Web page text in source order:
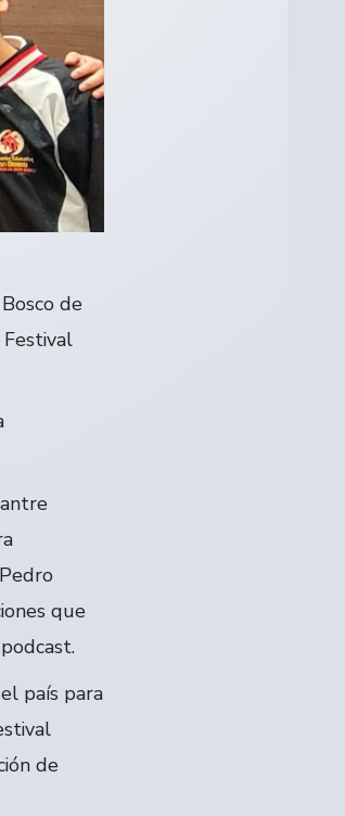
de
que
país para
de